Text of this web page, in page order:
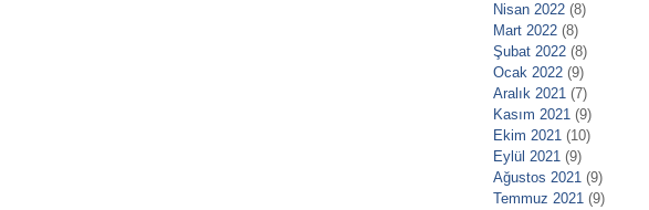
Nisan 2022 (8)
Mart 2022 (8)
Şubat 2022 (8)
Ocak 2022 (9)
Aralık 2021 (7)
Kasım 2021 (9)
Ekim 2021 (10)
Eylül 2021 (9)
Ağustos 2021 (9)
Temmuz 2021 (9)